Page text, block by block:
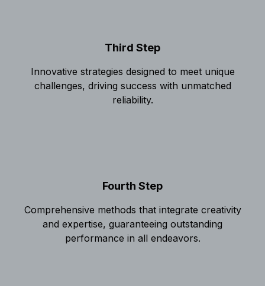
Third Step
Innovative strategies designed to meet unique
challenges, driving success with unmatched
reliability.
Fourth Step
Comprehensive methods that integrate creativity
and expertise, guaranteeing outstanding
performance in all endeavors.